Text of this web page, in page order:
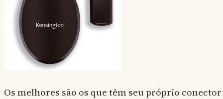
Os melhores são os que têm seu próprio conector